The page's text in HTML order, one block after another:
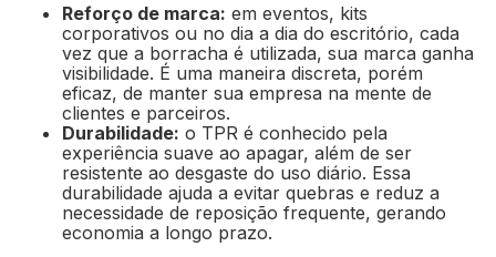
Reforço de marca: em eventos, kits
corporativos ou no dia a dia do escritório, cada
vez que a borracha é utilizada, sua marca ganha
visibilidade. É uma maneira discreta, porém
eficaz, de manter sua empresa na mente de
clientes e parceiros.
Durabilidade: o TPR é conhecido pela
experiência suave ao apagar, além de ser
resistente ao desgaste do uso diário. Essa
durabilidade ajuda a evitar quebras e reduz a
necessidade de reposição frequente, gerando
economia a longo prazo.